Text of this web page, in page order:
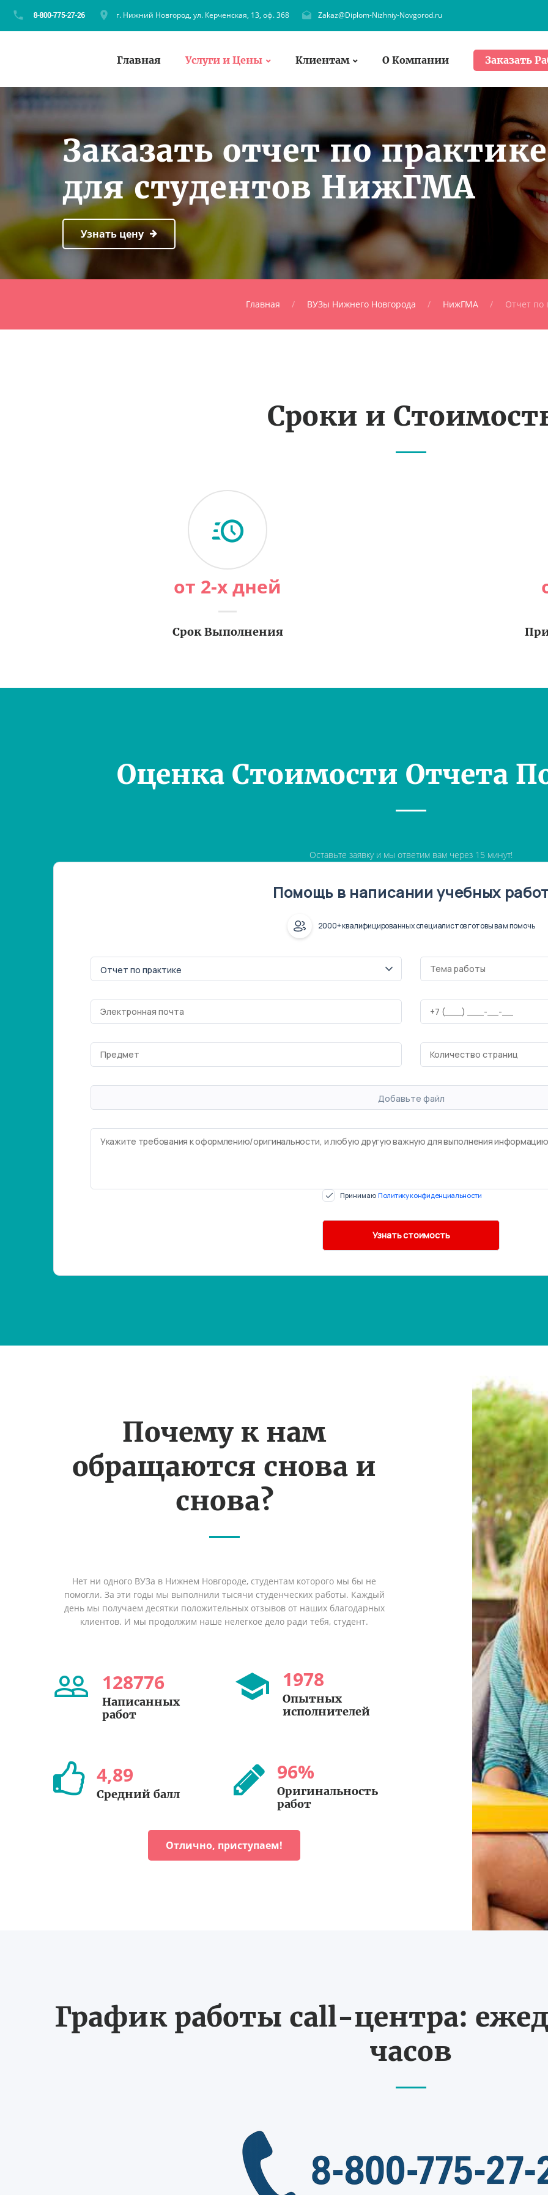
г. Нижний Новгород, ул. Керченская, 13, оф. 368 Zakaz@Diplom-Nizhniy-Novgorod.ru
Главная Услуги и Цены Клиентам О Компании Заказать
Заказать отчет по практике
для студентов НижГМА
Узнать цену
Главная ВУЗы Нижнего Новгорода НижГМА Отчет по
Сроки и
от 2-х дней
Срок Выполнения
Оценка Стоимости Отчета
Оставьте заявку и мы ответим вам через 15 минут!
Помощь в написании учебных
2000+ квалифицированных специалистов готовы вам помочь
Добавьте файл
Принимаю Политику конфиденциальности
Почему к нам
обращаются снова и
снова?
Нет ни одного ВУЗа в Нижнем Новгороде, студентам которого мы бы не
помогли. За эти годы мы выполнили тысячи студенческих работы. Каждый
день мы получаем десятки положительных отзывов от наших благодарных
клиентов. И мы продолжим наше нелегкое дело ради тебя, студент.
128776
Написанных
работ
1978
Опытных
исполнителей
4,89
Средний балл
96%
Оригинальность
работ
Отлично, приступаем!
График работы call-центра:
часов